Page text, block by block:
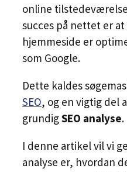
online
succes på nettet er
hjemmeside er
som Google.
Dette kaldes
SEO, og en vigtig del
grundigSEO analyse.
I denne artikel vil vi
analyse er, hvordan